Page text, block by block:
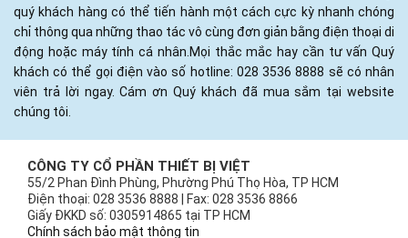
quý khách hàng có thể tiến hành một cách cực kỳ nhanh chóng
chỉ thông qua những thao tác vô cùng đơn giản bằng điện thoại di
động hoặc máy tính cá nhân.Mọi thắc mắc hay cần tư vấn Quý
khách có thể gọi điện vào số hotline: 028 3536 8888 sẽ có nhân
viên trả lời ngay. Cám ơn Quý khách đã mua sắm tại website
chúng tôi.
CÔNG TY CỔ PHẦN THIẾT BỊ VIỆT
55/2 Phan Đình Phùng, Phường Phú Thọ Hòa, TP HCM
Điện thoại: 028 3536 8888 | Fax: 028 3536 8866
Giấy ĐKKD số: 0305914865 tại TP HCM
Chính sách bảo mật thông tin